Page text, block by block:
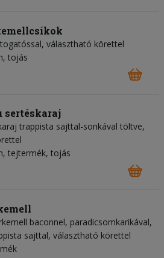
választható körettel
tojás
sertéskaraj
trappista sajttal-sonkával töltve,
tejtermék, tojás
baconnel, paradicsomkarikával,
sajttal, választható körettel